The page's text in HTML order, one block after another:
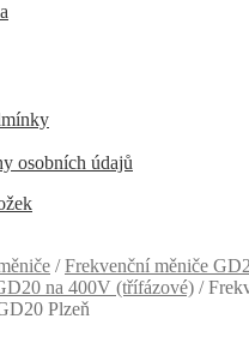
osobních údajů
/Frekvenční měniče
na 400V (třífázové) /
Plzeň